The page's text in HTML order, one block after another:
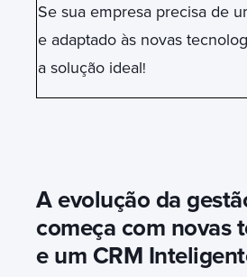
Se sua empresa precisa de
e adaptado às novas
a solução ideal!
A evolução da
começa com novas
e um CRM